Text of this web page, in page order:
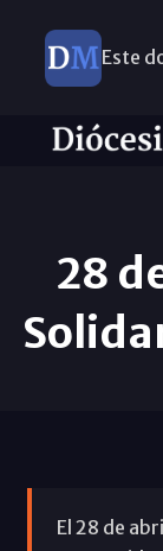
Este
28
El 28 de